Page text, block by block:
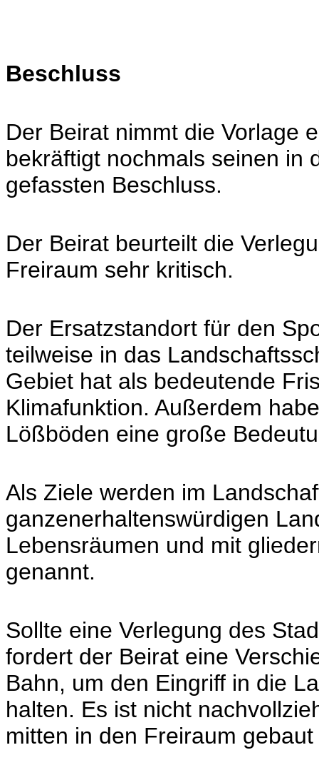
Beschluss
Der Beirat nimmt die Vorlage
bekräftigt nochmals seinen in
gefassten Beschluss.
Der Beirat beurteilt die
Freiraum sehr kritisch.
Der Ersatzstandort für den
teilweise in das
Gebiet hat als bedeutende
Klimafunktion. Außerdem
Lößböden eine große
Als Ziele werden im
ganzenerhaltenswürdigen
Lebensräumen und mit
genannt.
Sollte eine Verlegung des
fordert der Beirat eine
Bahn, um den Eingriff in die
halten. Es ist nicht
mitten in den Freiraum